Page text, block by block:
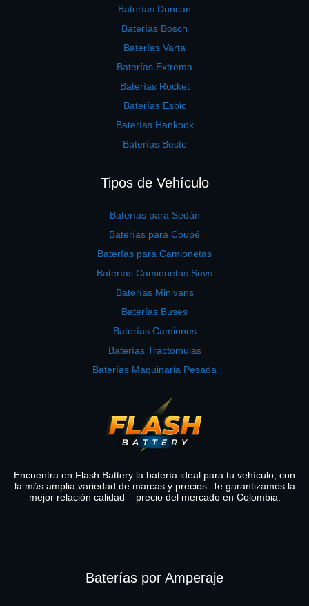
Baterías Duncan
Baterías Bosch
Baterías Varta
Baterías Extrema
Baterías Rocket
Baterías Esbic
Baterías Hankook
Baterías Beste
Tipos de Vehículo
Baterías para Sedán
Baterías para Coupé
Baterías para Camionetas
Baterías Camionetas Suvs
Baterías Minivans
Baterías Buses
Baterías Camiones
Baterías Tractomulas
Baterías Maquinaria Pesada
Encuentra en Flash Battery la batería ideal para tu vehículo, con
la más amplia variedad de marcas y precios. Te garantizamos la
mejor relación calidad – precio del mercado en Colombia.
Baterías por Amperaje